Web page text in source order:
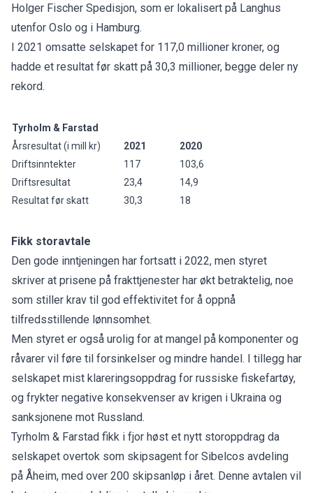
Holger Fischer Spedisjon, som er lokalisert på Langhus
utenfor Oslo og i Hamburg.
I 2021 omsatte selskapet for 117,0 millioner kroner, og
hadde et resultat før skatt på 30,3 millioner, begge deler ny
rekord.
Tyrholm & Farstad
Årsresultat (i mill kr)
2021
2020
Driftsinntekter
117
103,6
Driftsresultat
23,4
14,9
Resultat før skatt
30,3 18
Fikk storavtale
Den gode inntjeningen har fortsatt i 2022, men styret
skriver at prisene på frakttjenester har økt betraktelig, noe
som stiller krav til god effektivitet for å oppnå
tilfredsstillende lønnsomhet.
Men styret er også urolig for at mangel på komponenter og
råvarer vil føre til forsinkelser og mindre handel. I tillegg har
selskapet mist klareringsoppdrag for russiske fiskefartøy,
og frykter negative konsekvenser av krigen i Ukraina og
sanksjonene mot Russland.
Tyrholm & Farstad fikk i fjor høst et nytt storoppdrag da
selskapet overtok som skipsagent for Sibelcos avdeling
på Åheim, med over 200 skipsanløp i året. Denne avtalen vil